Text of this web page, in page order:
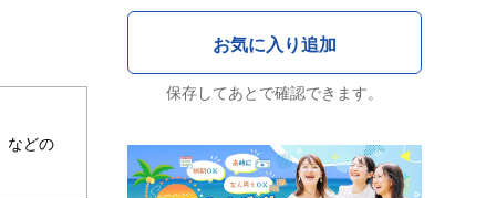
などの
保存してあとで確認できます。